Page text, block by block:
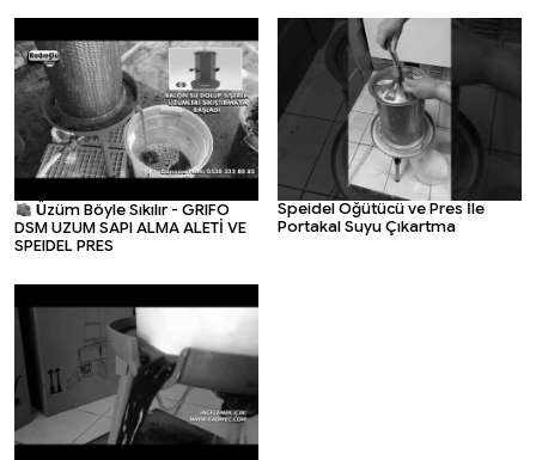
Üzüm Böyle Sıkılır - GRIFO
DSM UZUM SAPI ALMA ALETİ VE
SPEIDEL PRES
Speidel Öğütücü ve Pres İle
Portakal Suyu Çıkartma